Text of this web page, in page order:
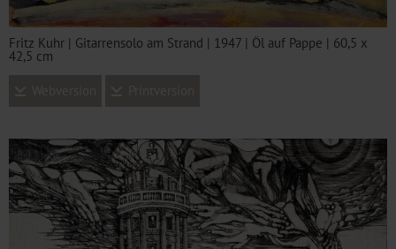
Fritz Kuhr | Gitarrensolo am Strand | 1947 | Öl auf Pappe | 60,5 x
42,5 cm